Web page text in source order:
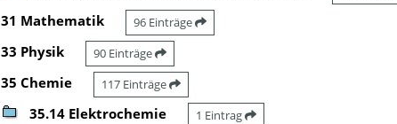
31 Mathematik 96 Einträge
33 Physik 90 Einträge
35 Chemie 117 Einträge
35.14 Elektrochemie 1 Eintrag